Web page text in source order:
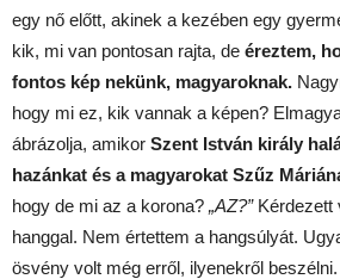
egy nő előtt, akinek a kezében egy
kik, mi van pontosan rajta, de éreztem,
fontos kép nekünk, magyaroknak.
hogy mi ez, kik vannak a képen?
ábrázolja, amikor Szent István király
hazánkat és a magyarokat Szűz
hogy de mi az a korona? „AZ?”Kérdezett
hanggal. Nem értettem a hangsúlyát.
ösvény volt még erről, ilyenekről